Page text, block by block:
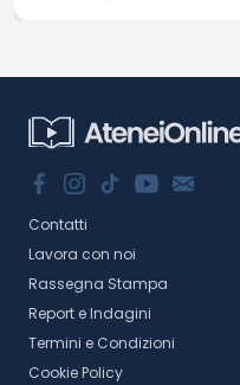
Contatti
Lavora con noi
Rassegna Stampa
Report e Indagini
Termini e Condizioni
Cookie Policy